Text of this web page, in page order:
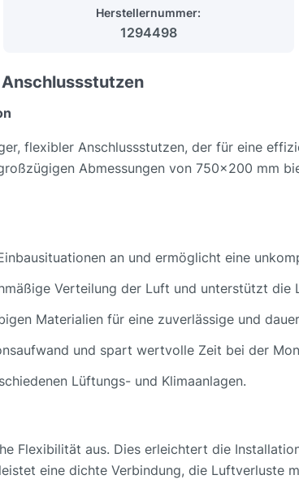
Herstellernummer:
1294498
flexibler Anschlussstutzen, der für eine
Abmessungen von 750x200 mm
an und ermöglicht eine
Verteilung der Luft und unterstützt die
Materialien für eine zuverlässige und
und spart wertvolle Zeit bei der
Lüftungs- und Klimaanlagen.
Flexibilität aus. Dies erleichtert die
eine dichte Verbindung, die Luftverluste